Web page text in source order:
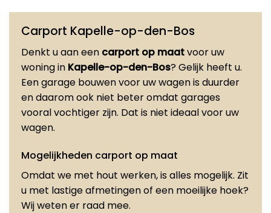
Carport Kapelle-op-den-Bos
Denkt u aan een carport op maatvoor uw
woning in Kapelle-op-den-Bos? Gelijk heeft u.
Een garage bouwen voor uw wagen is duurder
en daarom ook niet beter omdat garages
vooral vochtiger zijn. Dat is niet ideaal voor uw
wagen.
Mogelijkheden carport op maat
Omdat we met hout werken, is alles mogelijk. Zit
u met lastige afmetingen of een moeilijke hoek?
Wij weten er raad mee.